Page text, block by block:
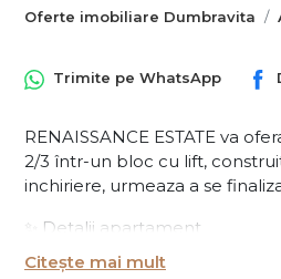
Oferte imobiliare Dumbravita
Trimite pe WhatsApp
RENAISSANCE ESTATE va
2/3 într-un bloc cu lift,
inchiriere, urmeaza a se
✨ Detalii apartament
Suprafață utilă: 75 mp
Citește mai mult